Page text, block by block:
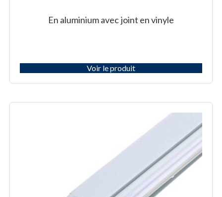
En aluminium avec joint en vinyle
Voir le produit